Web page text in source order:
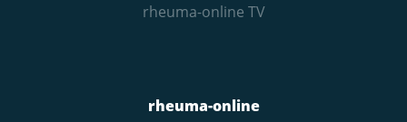
rheuma-online TV
rheuma-online